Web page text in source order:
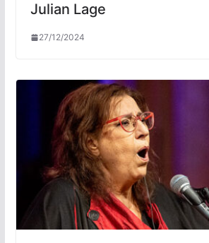
Julian Lage
27/12/2024